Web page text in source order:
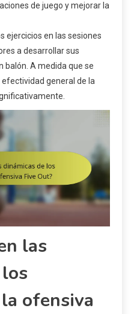
de juego y mejorar la
ejercicios en las sesiones
a desarrollar sus
balón. A medida que se
general de la
las
ofensiva